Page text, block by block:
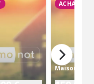
ACHAT
Maison